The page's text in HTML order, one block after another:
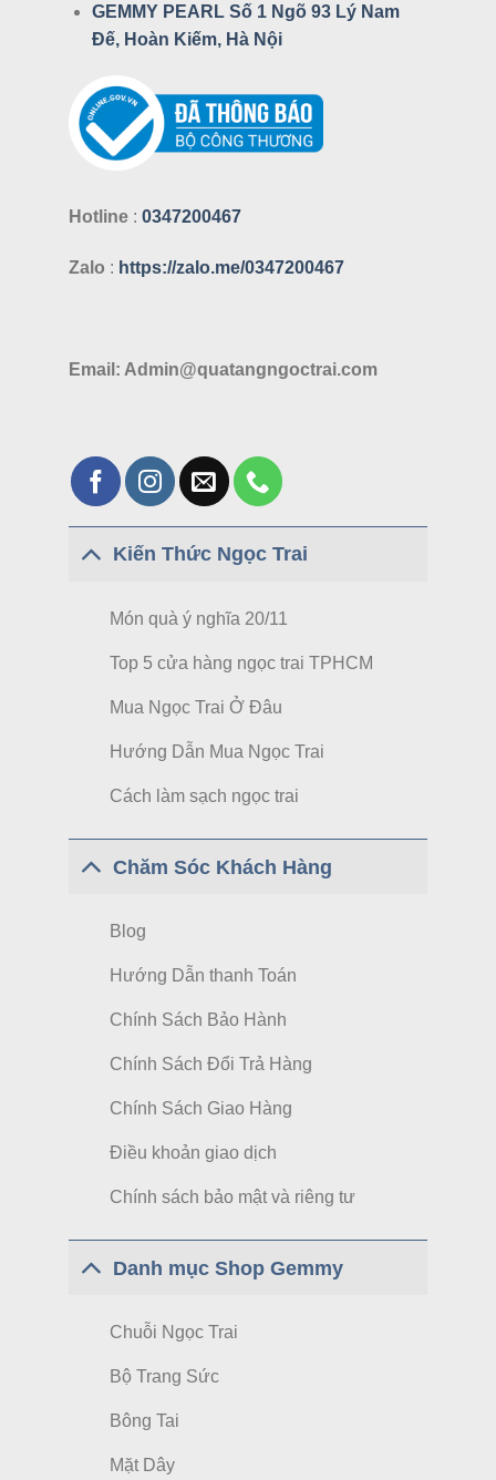
GEMMY PEARL Số 1 Ngõ 93 Lý Nam
Đế, Hoàn Kiếm, Hà Nội
Hotline : 0347200467
Zalo : https://zalo.me/0347200467
Email: Admin@quatangngoctrai.com
Kiến Thức Ngọc Trai
Món quà ý nghĩa 20/11
Top 5 cửa hàng ngọc trai TPHCM
Mua Ngọc Trai Ở Đâu
Hướng Dẫn Mua Ngọc Trai
Cách làm sạch ngọc trai
Chăm Sóc Khách Hàng
Blog
Hướng Dẫn thanh Toán
Chính Sách Bảo Hành
Chính Sách Đổi Trả Hàng
Chính Sách Giao Hàng
Điều khoản giao dịch
Chính sách bảo mật và riêng tư
Danh mục Shop Gemmy
Chuỗi Ngọc Trai
Bộ Trang Sức
Bông Tai
Mặt Dây